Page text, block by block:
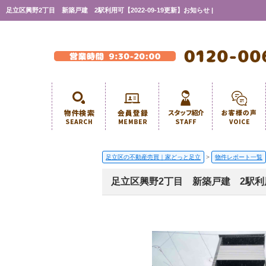
足立区興野2丁目 新築戸建 2駅利用可【2022-09-19更新】お知らせ |
足立区の不動産売買｜家どっと足立 > 物件レポート一覧
足立区興野2丁目 新築戸建 2駅利